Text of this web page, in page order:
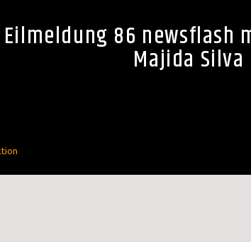
Eilmeldung 86 newsflash
Majida Silva